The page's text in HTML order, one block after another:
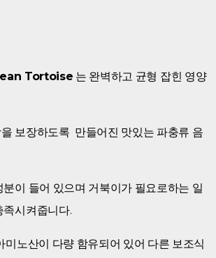
Tortoise 는 완벽하고 균형 잡힌 영양
보장하도록 만들어진 맛있는 파충류 음
이 들어 있으며 거북이가 필요로하는 일
족시켜줍니다.
미노산이 다량 함유되어 있어 다른 보조식